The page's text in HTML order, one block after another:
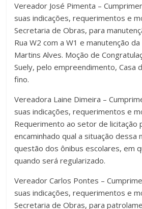
Vereador José Pimenta –
suas indicações, requerimentos e
Secretaria de Obras, para
Rua W2 com a W1 e manutenção da
Martins Alves. Moção de
Suely, pelo empreendimento, Casa
fino.
Vereadora Laine Dimeira –
suas indicações, requerimentos e
Requerimento ao setor de licitação
encaminhado qual a situação dessa
questão dos ônibus escolares, em
quando será regularizado.
Vereador Carlos Pontes –
suas indicações, requerimentos e
Secretaria de Obras, para